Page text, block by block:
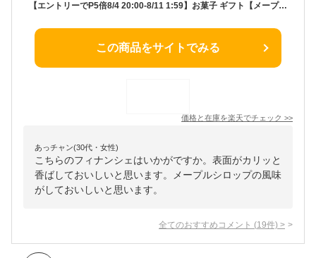
【エントリーでP5倍8/4 20:00-8/11 1:59】お菓子 ギフト【メープルフィナンシェ6個入 】個包装 スイーツ ギフト フィナンシェ プレゼント 焼き菓子 洋菓子 内祝い お祝 出産祝 結婚内祝い お礼 可愛い 職場 退職 東京 お土産 ザ・メープルマニア 夏ギフト 暑中見舞い
この商品をサイトでみる
価格と在庫を楽天でチェック >>
あっチャン(30代・女性)
こちらのフィナンシェはいかがですか。表面がカリッと
香ばしておいしいと思います。メープルシロップの風味
がしておいしいと思います。
全てのおすすめコメント (19件) >